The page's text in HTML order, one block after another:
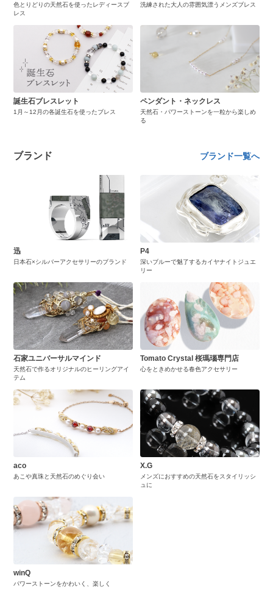
色とりどりの天然石を使ったレディースブ
レス
洗練された大人の雰囲気漂うメンズブレス
誕生石ブレスレット
1月～12月の各誕生石を使ったブレス
ペンダント・ネックレス
天然石・パワーストーンを一粒から楽しめ
る
ブランド ブランド一覧へ
迅
日本石×シルバーアクセサリーのブランド
P4
深いブルーで魅了するカイヤナイトジュエ
リー
石家ユニバーサルマインド
天然石で作るオリジナルのヒーリングアイ
テム
Tomato Crystal 桜瑪瑙専門店
心をときめかせる春色アクセサリー
aco
あこや真珠と天然石のめぐり会い
X.G
メンズにおすすめの天然石をスタイリッシ
ュに
winQ
パワーストーンをかわいく、楽しく